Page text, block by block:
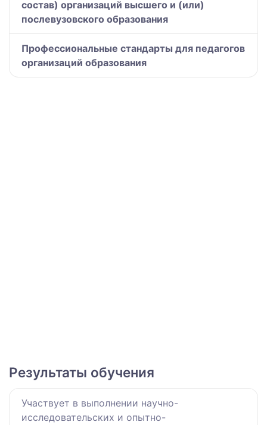
состав) организаций высшего и (или)
послевузовского образования
Профессиональные стандарты для педагогов
организаций образования
Результаты обучения
Участвует в выполнении научно-
исследовательских и опытно-